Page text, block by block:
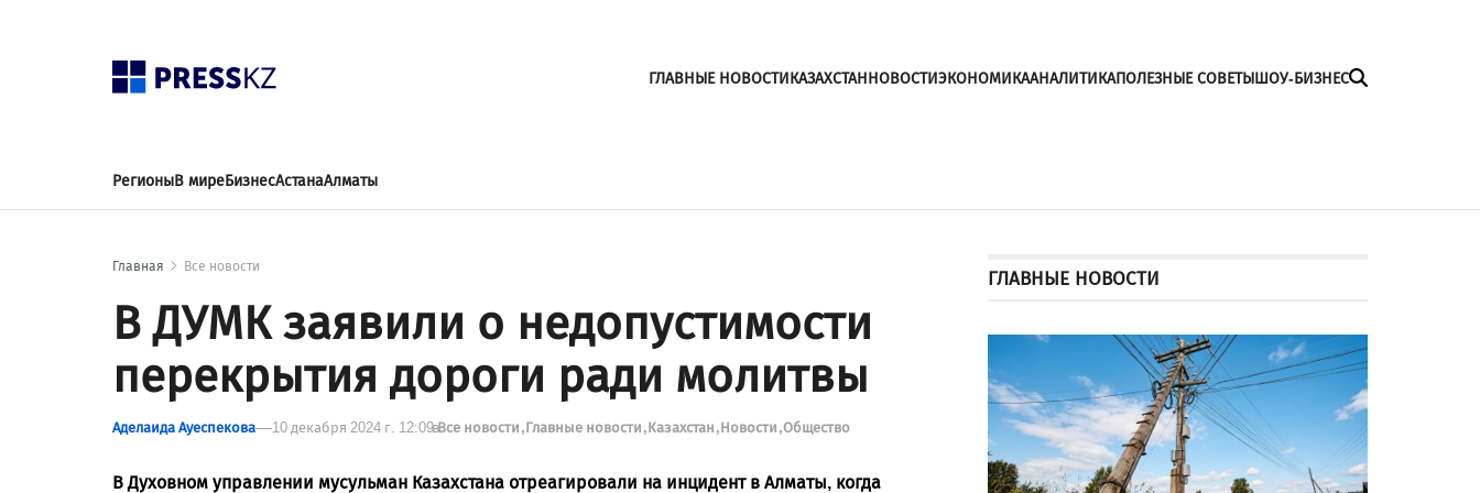
ГЛАВНЫЕ НОВОСТИКАЗАХСТАННОВОСТИЭКОНОМИКААНАЛИТИКАПОЛЕЗНЫЕ СОВЕТЫШОУ-БИЗНЕС
РегионыВ миреБизнесАстанаАлматы
Главная Все новости
В ДУМК заявили о недопустимости
перекрытия дороги ради молитвы
Аделаида Ауеспекова 10 декабря 2024 г. 12:09вВсе новости Главные новости Казахстан НовостиОбщество
В Духовном управлении мусульман Казахстана отреагировали на инцидент в Алматы, когда
ГЛАВНЫЕ НОВОСТИ